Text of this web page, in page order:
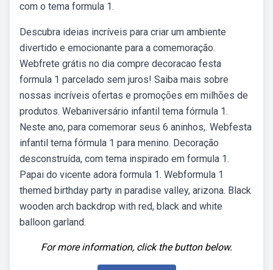
com o tema formula 1.
Descubra ideias incríveis para criar um ambiente
divertido e emocionante para a comemoração.
Webfrete grátis no dia compre decoracao festa
formula 1 parcelado sem juros! Saiba mais sobre
nossas incríveis ofertas e promoções em milhões de
produtos. Webaniversário infantil tema fórmula 1.
Neste ano, para comemorar seus 6 aninhos,. Webfesta
infantil tema fórmula 1 para menino. Decoração
desconstruída, com tema inspirado em formula 1.
Papai do vicente adora formula 1. Webformula 1
themed birthday party in paradise valley, arizona. Black
wooden arch backdrop with red, black and white
balloon garland.
For more information, click the button below.